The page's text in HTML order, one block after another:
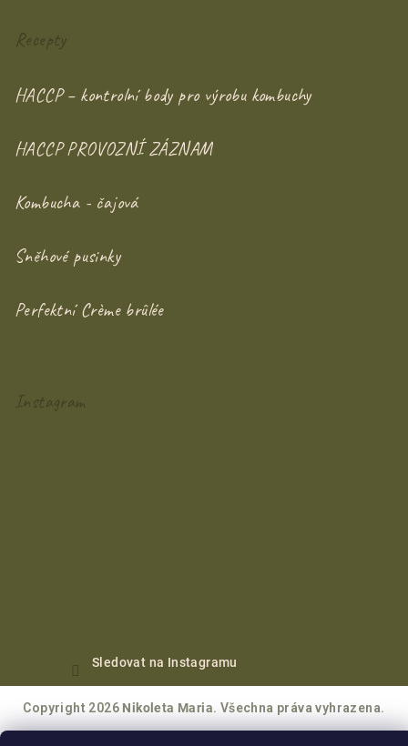
Recepty
HACCP – kontrolní body pro výrobu kombuchy
HACCP PROVOZNÍ ZÁZNAM
Kombucha - čajová
Sněhové pusinky
Perfektní Crème brûlée
Instagram
Sledovat na Instagramu
Copyright 2026 Nikoleta Maria. Všechna práva vyhrazena.